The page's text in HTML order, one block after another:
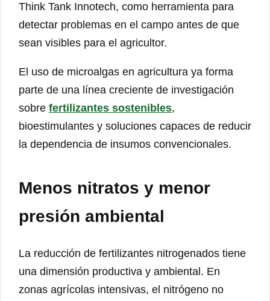
Think Tank Innotech, como herramienta para
detectar problemas en el campo antes de que
sean visibles para el agricultor.
El uso de microalgas en agricultura ya forma
parte de una línea creciente de investigación
sobre fertilizantes sostenibles,
bioestimulantes y soluciones capaces de reducir
la dependencia de insumos convencionales.
Menos nitratos y menor
presión ambiental
La reducción de fertilizantes nitrogenados tiene
una dimensión productiva y ambiental. En
zonas agrícolas intensivas, el nitrógeno no